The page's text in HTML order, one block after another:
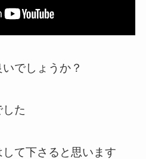
でしょうか？
た
て下さると思います